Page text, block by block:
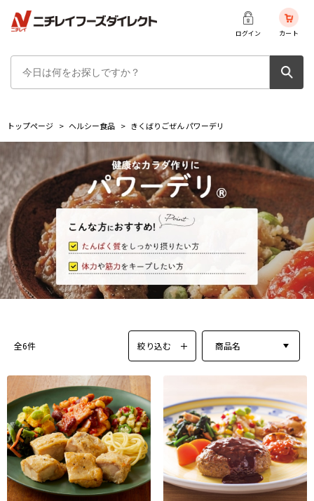
ログイン カート
トップページ > ヘルシー食品 > きくばりごぜん パワーデリ
絞り込む 商品名
全6件